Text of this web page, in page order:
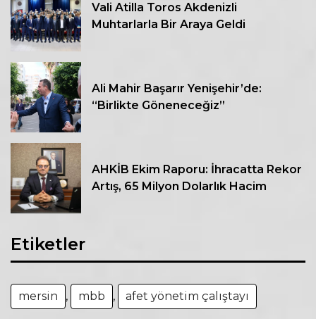
Vali Atilla Toros Akdenizli
Muhtarlarla Bir Araya Geldi
Ali Mahir Başarır Yenişehir’de:
“Birlikte Göneneceğiz”
AHKİB Ekim Raporu: İhracatta Rekor
Artış, 65 Milyon Dolarlık Hacim
Etiketler
mersin , mbb , afet yönetim çalıştayı